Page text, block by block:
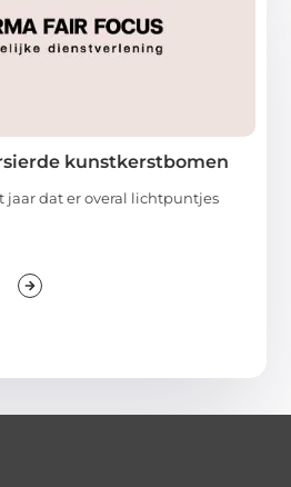
kunstkerstbomen
jaar dat er overal lichtpuntjes